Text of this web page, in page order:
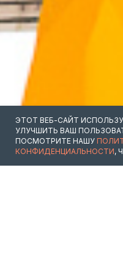
ЭТОТ ВЕБ-САЙТ
УЛУЧШИТЬ ВАШ
ПОСМОТРИТЕ НАШУ
КОНФИДЕНЦИАЛЬНОСТИ,